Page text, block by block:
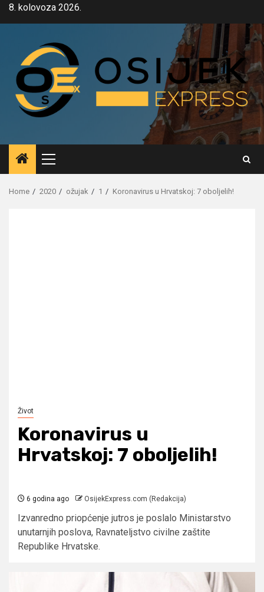
Skip8. kolovoza 2026.
Primary
Menu
Home 2020 ožujak 1 Koronavirus u Hrvatskoj: 7 oboljelih!
Život
Koronavirus u
Hrvatskoj: 7 oboljelih!
6 godina ago OsijekExpress.com (Redakcija)
Izvanredno priopćenje jutros je poslalo Ministarstvo
unutarnjih poslova, Ravnateljstvo civilne zaštite
Republike Hrvatske.